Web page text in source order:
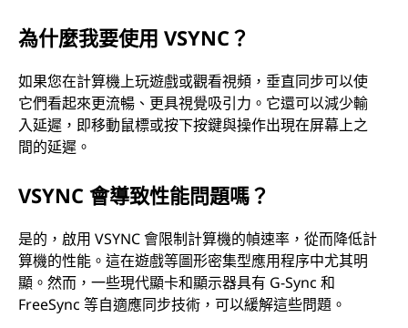
為什麼我要使用 VSYNC？
如果您在計算機上玩遊戲或觀看視頻，垂直同步可以使
它們看起來更流暢、更具視覺吸引力。它還可以減少輸
入延遲，即移動鼠標或按下按鍵與操作出現在屏幕上之
間的延遲。
VSYNC 會導致性能問題嗎？
是的，啟用 VSYNC 會限制計算機的幀速率，從而降低計
算機的性能。這在遊戲等圖形密集型應用程序中尤其明
顯。然而，一些現代顯卡和顯示器具有 G-Sync 和
FreeSync 等自適應同步技術，可以緩解這些問題。